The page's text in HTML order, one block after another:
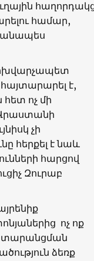
համար,
է,
ոչ մի
Վրաստանի
չի
հերքել է նաև
հարցով
Զուրաբ
ոչ ոք
տարանցման
ձեռք